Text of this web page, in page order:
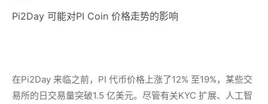
Pi2Day 可能对PI Coin 价格走势的影响
在Pi2Day 来临之前，PI 代币价格上涨了12% 至19%，某些交
易所的日交易量突破1.5 亿美元。尽管有关KYC 扩展、人工智